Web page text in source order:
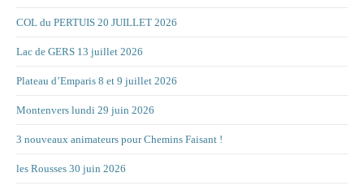
COL du PERTUIS 20 JUILLET 2026
Lac de GERS 13 juillet 2026
Plateau d’Emparis 8 et 9 juillet 2026
Montenvers lundi 29 juin 2026
3 nouveaux animateurs pour Chemins Faisant !
les Rousses 30 juin 2026